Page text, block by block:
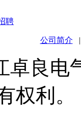
聘
公司简介
卓良
权利。